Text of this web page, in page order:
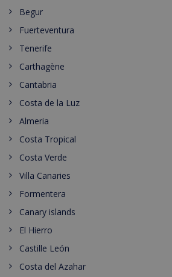
Begur
Fuerteventura
Tenerife
Carthagène
Cantabria
Costa de la Luz
Almeria
Costa Tropical
Costa Verde
Villa Canaries
Formentera
Canary islands
El Hierro
Castille León
Costa del Azahar